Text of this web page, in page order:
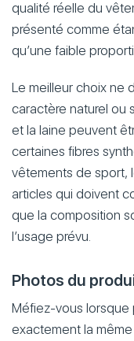
qualité réelle du
présenté comme
qu’une faible
Le meilleur choix ne
caractère naturel ou
et la laine peuvent
certaines fibres
vêtements de sport,
articles qui doivent
que la composition
l’usage prévu.
Photos du
Méfiez-vous lorsque
exactement la